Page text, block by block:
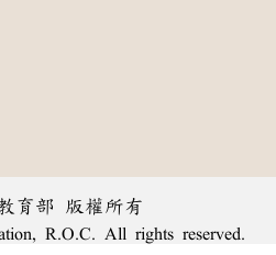
育部 版權所有
R.O.C. All rights reserved.